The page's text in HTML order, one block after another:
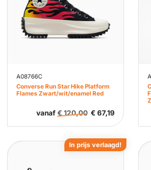
A08766C
Converse Run Star Hike Platform
Flames Zwart/wit/enamel Red
vanaf €120,00 € 67,19
In prijs verlaagd!